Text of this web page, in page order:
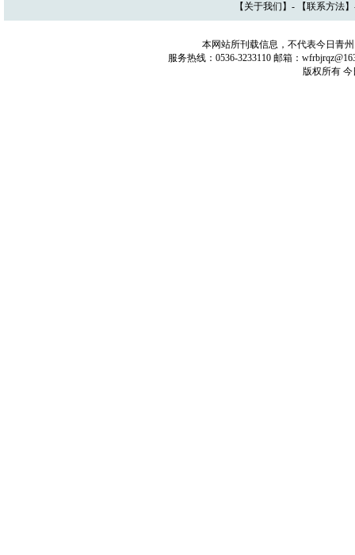
【 关于我们 】- 【联系方法
本网站所刊载信息，不代表今日青
服务热线：0536-3233110 邮箱：
版权所有 今